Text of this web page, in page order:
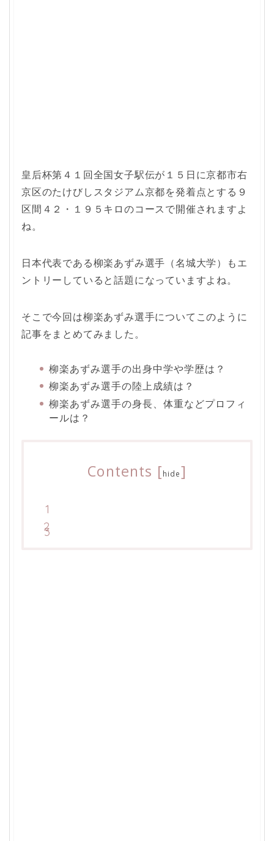
皇后杯第４１回全国女子駅伝が１５日に京都市右
京区のたけびしスタジアム京都を発着点とする９
区間４２・１９５キロのコースで開催されますよ
ね。
日本代表である柳楽あずみ選手（名城大学）もエ
ントリーしていると話題になっていますよね。
そこで今回は柳楽あずみ選手についてこのように
記事をまとめてみました。
柳楽あずみ選手の出身中学や学歴は？
柳楽あずみ選手の陸上成績は？
柳楽あずみ選手の身長、体重などプロフィ
ールは？
Contents [hide]